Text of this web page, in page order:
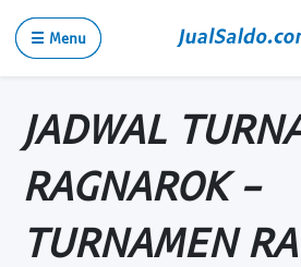
☰ Menu
JADWAL
RAGNAROK -
TURNAMEN